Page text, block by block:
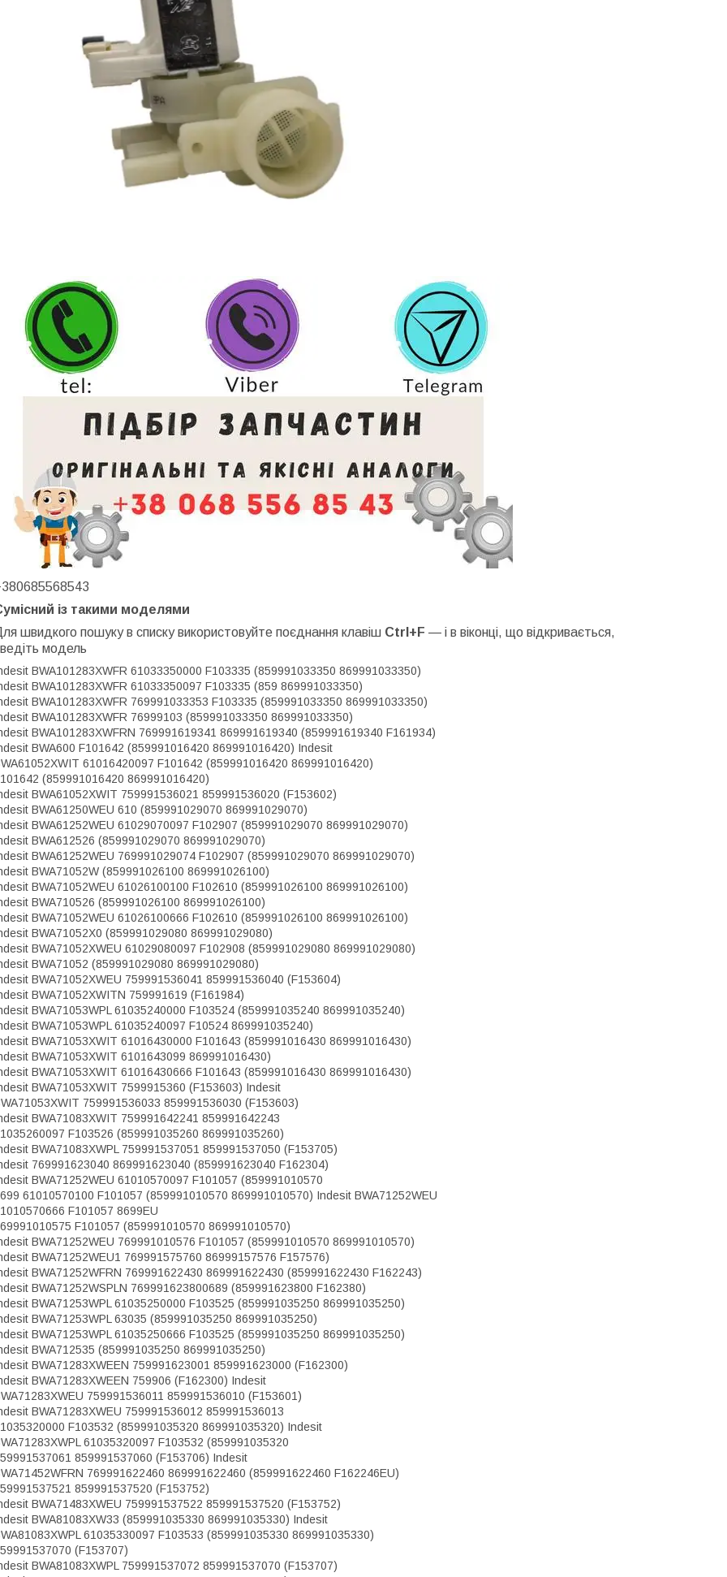
із такими моделями
швидкого пошуку в списку використовуйте поєднання клавіш Ctrl+F — і в віконці, що відкривається,
модель
BWA101283XWFR 61033350000 F103335 (859991033350 869991033350)
BWA101283XWFR 61033350097 F103335 (859 869991033350)
BWA101283XWFR 769991033353 F103335 (859991033350 869991033350)
BWA101283XWFR 76999103 (859991033350 869991033350)
BWA101283XWFRN 769991619341 869991619340 (859991619340 F161934)
BWA600 F101642 (859991016420 869991016420) Indesit
61016420097 F101642 (859991016420 869991016420)
(859991016420 869991016420)
BWA61052XWIT 759991536021 859991536020 (F153602)
BWA61250WEU 610 (859991029070 869991029070)
BWA61252WEU 61029070097 F102907 (859991029070 869991029070)
BWA612526 (859991029070 869991029070)
BWA61252WEU 769991029074 F102907 (859991029070 869991029070)
BWA71052W (859991026100 869991026100)
BWA71052WEU 61026100100 F102610 (859991026100 869991026100)
BWA710526 (859991026100 869991026100)
BWA71052WEU 61026100666 F102610 (859991026100 869991026100)
BWA71052X0 (859991029080 869991029080)
BWA71052XWEU 61029080097 F102908 (859991029080 869991029080)
BWA71052 (859991029080 869991029080)
BWA71052XWEU 759991536041 859991536040 (F153604)
BWA71052XWITN 759991619 (F161984)
BWA71053WPL 61035240000 F103524 (859991035240 869991035240)
BWA71053WPL 61035240097 F10524 869991035240)
BWA71053XWIT 61016430000 F101643 (859991016430 869991016430)
BWA71053XWIT 6101643099 869991016430)
BWA71053XWIT 61016430666 F101643 (859991016430 869991016430)
BWA71053XWIT 7599915360 (F153603) Indesit
759991536033 859991536030 (F153603)
BWA71083XWIT 759991642241 859991642243
F103526 (859991035260 869991035260)
BWA71083XWPL 759991537051 859991537050 (F153705)
769991623040 869991623040 (859991623040 F162304)
BWA71252WEU 61010570097 F101057 (859991010570
61010570100 F101057 (859991010570 869991010570) Indesit BWA71252WEU
F101057 8699EU
F101057 (859991010570 869991010570)
BWA71252WEU 769991010576 F101057 (859991010570 869991010570)
BWA71252WEU1 769991575760 86999157576 F157576)
BWA71252WFRN 769991622430 869991622430 (859991622430 F162243)
BWA71252WSPLN 769991623800689 (859991623800 F162380)
BWA71253WPL 61035250000 F103525 (859991035250 869991035250)
BWA71253WPL 63035 (859991035250 869991035250)
BWA71253WPL 61035250666 F103525 (859991035250 869991035250)
BWA712535 (859991035250 869991035250)
BWA71283XWEEN 759991623001 859991623000 (F162300)
BWA71283XWEEN 759906 (F162300) Indesit
759991536011 859991536010 (F153601)
BWA71283XWEU 759991536012 859991536013
F103532 (859991035320 869991035320) Indesit
61035320097 F103532 (859991035320
859991537060 (F153706) Indesit
769991622460 869991622460 (859991622460 F162246EU)
859991537520 (F153752)
BWA71483XWEU 759991537522 859991537520 (F153752)
BWA81083XW33 (859991035330 869991035330) Indesit
61035330097 F103533 (859991035330 869991035330)
(F153707)
BWA81083XWPL 759991537072 859991537070 (F153707)